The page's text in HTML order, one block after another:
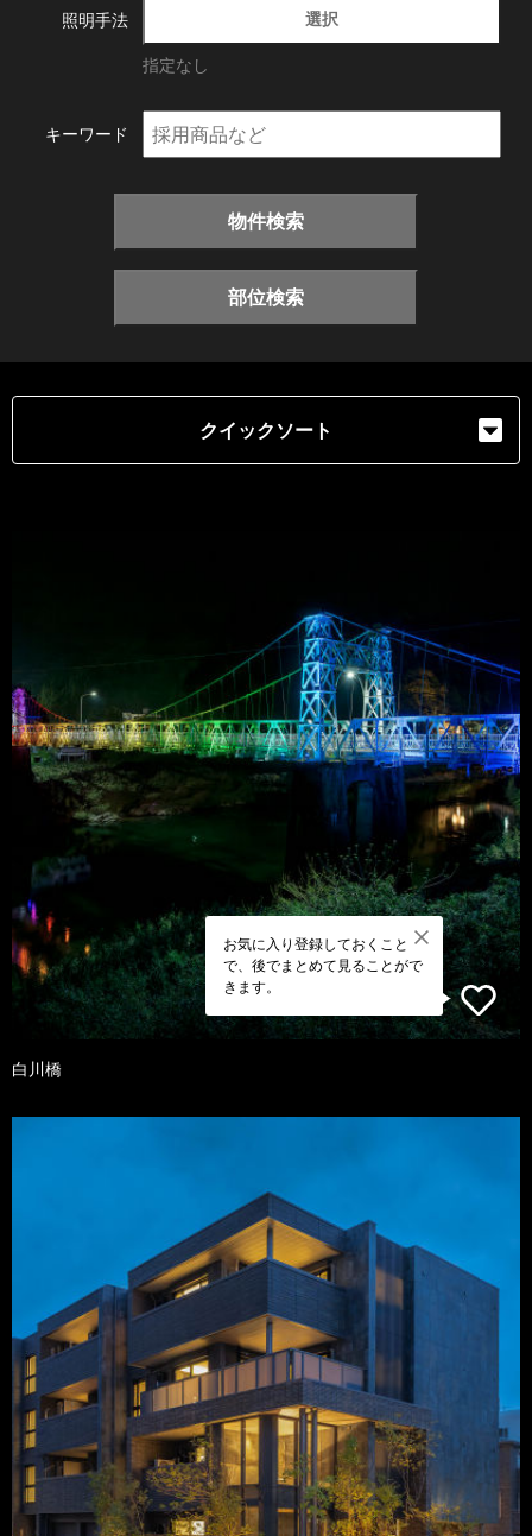
照明手法 選択
指定なし
キーワード
物件検索
部位検索
クイックソート
お気に入り登録しておくこと
で、後でまとめて見ることがで
きます。
白川橋